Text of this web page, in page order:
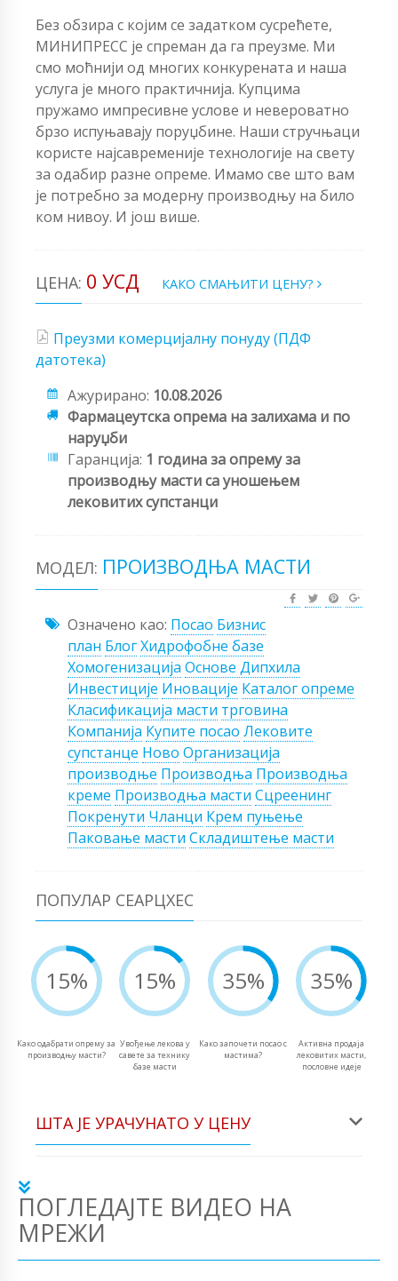
Без обзира с којим се задатком сусрећете,
МИНИПРЕСС је спреман да га преузме. Ми
смо моћнији од многих конкурената и наша
услуга је много практичнија. Купцима
пружамо импресивне услове и невероватно
брзо испуњавају поруџбине. Наши стручњаци
користе најсавременије технологије на свету
за одабир разне опреме. Имамо све што вам
је потребно за модерну производњу на било
ком нивоу. И још више.
ЦЕНА: 0 УСД КАКО СМАЊИТИ ЦЕНУ?
Преузми комерцијалну понуду (ПДФ
датотека)
Ажурирано: 10.08.2026
Фармацеутска опрема на залихама и по
наруџби
Гаранција: 1 година за опрему за
производњу масти са уношењем
лековитих супстанци
МОДЕЛ: ПРОИЗВОДЊА МАСТИ
Означено као: Посао Бизнис
план БлогХидрофобне базе
Хомогенизација Основе Дипхила
Инвестиције Иновације Каталог опреме
Класификација масти трговина
Компанија Купите посао Лековите
супстанце Ново Организација
производње Производња Производња
креме Производња масти Сцреенинг
Покренути Чланци Крем пуњење
Паковање масти Складиштење масти
ПОПУЛАР СЕАРЦХЕС
15%
Како одабрати опрему за
производњу масти?
15%
Увођење лекова у
савете за технику
базе масти
35%
Како започети посао с
мастима?
35%
Активна продаја
лековитих масти,
пословне идеје
ШТА ЈЕ УРАЧУНАТО У ЦЕНУ
ПОГЛЕДАЈТЕ ВИДЕО НА
МРЕЖИ